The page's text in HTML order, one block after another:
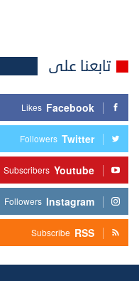
تابعنا على
Facebook
Likes
Twitter
Followers
Youtube
Subscribers
Instagram
Followers
RSS
Subscribe